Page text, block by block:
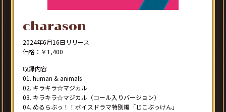
charason
2024年6月16日リリース
価格：￥1,400
収録内容
01. human & animals
02. キラキラ☆マジカル
03. キラキラ☆マジカル（コール入りバージョン）
04. めるらぶっ！！ボイスドラマ特別編「じこぶっけん」